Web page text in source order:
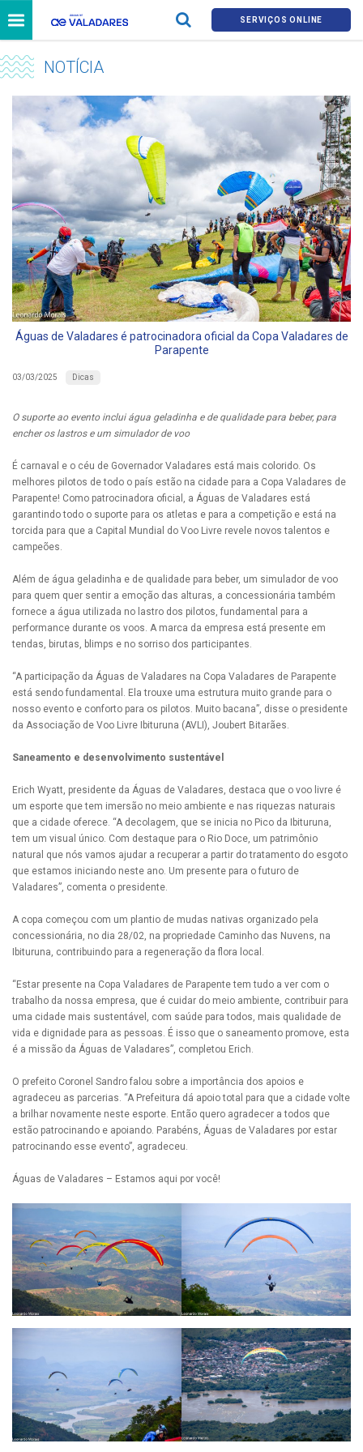
SERVIÇOS ONLINE
NOTÍCIA
Águas de Valadares é patrocinadora oficial da Copa Valadares de
Parapente
03/03/2025 Dicas
O suporte ao evento inclui água geladinha e de qualidade para beber, para
encher os lastros e um simulador de voo
É carnaval e o céu de Governador Valadares está mais colorido. Os
melhores pilotos de todo o país estão na cidade para a Copa Valadares de
Parapente! Como patrocinadora oficial, a Águas de Valadares está
garantindo todo o suporte para os atletas e para a competição e está na
torcida para que a Capital Mundial do Voo Livre revele novos talentos e
campeões.
Além de água geladinha e de qualidade para beber, um simulador de voo
para quem quer sentir a emoção das alturas, a concessionária também
fornece a água utilizada no lastro dos pilotos, fundamental para a
performance durante os voos. A marca da empresa está presente em
tendas, birutas, blimps e no sorriso dos participantes.
“A participação da Águas de Valadares na Copa Valadares de Parapente
está sendo fundamental. Ela trouxe uma estrutura muito grande para o
nosso evento e conforto para os pilotos. Muito bacana”, disse o presidente
da Associação de Voo Livre Ibituruna (AVLI), Joubert Bitarães.
Saneamento e desenvolvimento sustentável
Erich Wyatt, presidente da Águas de Valadares, destaca que o voo livre é
um esporte que tem imersão no meio ambiente e nas riquezas naturais
que a cidade oferece. “A decolagem, que se inicia no Pico da Ibituruna,
tem um visual único. Com destaque para o Rio Doce, um patrimônio
natural que nós vamos ajudar a recuperar a partir do tratamento do esgoto
que estamos iniciando neste ano. Um presente para o futuro de
Valadares”, comenta o presidente.
A copa começou com um plantio de mudas nativas organizado pela
concessionária, no dia 28/02, na propriedade Caminho das Nuvens, na
Ibituruna, contribuindo para a regeneração da flora local.
“Estar presente na Copa Valadares de Parapente tem tudo a ver com o
trabalho da nossa empresa, que é cuidar do meio ambiente, contribuir para
uma cidade mais sustentável, com saúde para todos, mais qualidade de
vida e dignidade para as pessoas. É isso que o saneamento promove, esta
é a missão da Águas de Valadares”, completou Erich.
O prefeito Coronel Sandro falou sobre a importância dos apoios e
agradeceu as parcerias. “A Prefeitura dá apoio total para que a cidade volte
a brilhar novamente neste esporte. Então quero agradecer a todos que
estão patrocinando e apoiando. Parabéns, Águas de Valadares por estar
patrocinando esse evento”, agradeceu.
Águas de Valadares – Estamos aqui por você!